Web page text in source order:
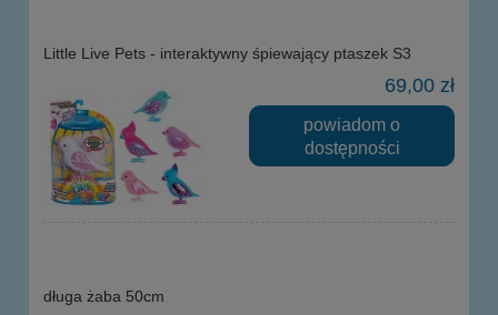
Little Live Pets - interaktywny śpiewający ptaszek S3
69,00 zł
powiadom o
dostępności
długa żaba 50cm